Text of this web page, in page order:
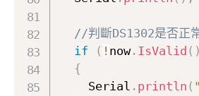
//判斷DS1302是否正
if
( ! now. IsValid ( )
{
    Serial
. println (